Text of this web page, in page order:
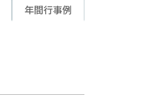
年間行事例